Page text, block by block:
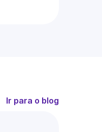
Ir para o blog